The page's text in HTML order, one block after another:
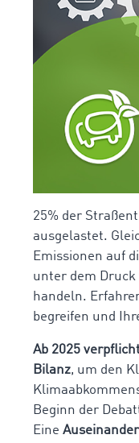
25% der
ausgelastet.
Emissionen auf
unter dem
handeln.
begreifen und
Ab 2025
Bilanz, um den
Beginn der
Eine